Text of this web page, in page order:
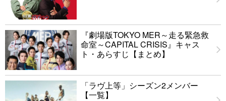
『劇場版TOKYO MER～走る緊急救
命室～CAPITAL CRISIS』キャス
ト・あらすじ【まとめ】
「ラヴ上等」シーズン2メンバー
【一覧】